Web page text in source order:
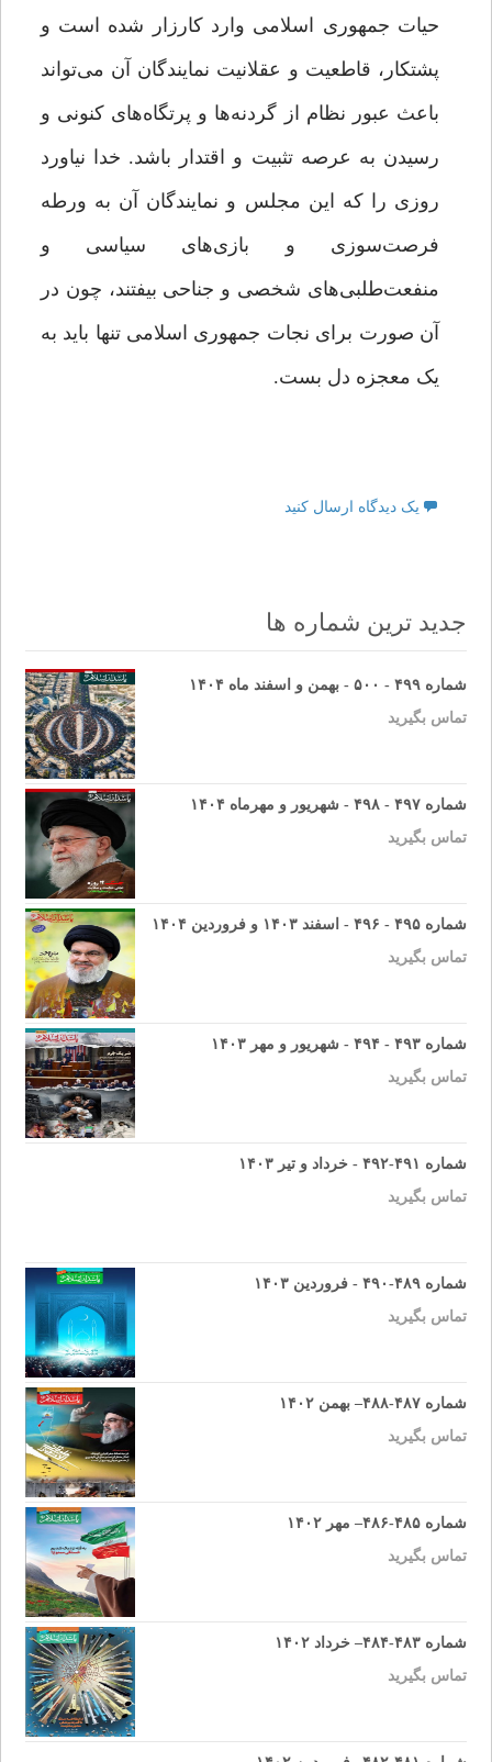
حیات جمهوری اسلامی وارد کارزار شده است و
پشتکار، قاطعیت و عقلانیت نمایندگان آن می‌تواند
باعث عبور نظام از گردنه‌ها و پرتگاه‌های کنونی و
رسیدن به عرصه‌ تثبیت و اقتدار باشد. خدا نیاورد
روزی را که این مجلس و نمایندگان آن به ورطه‌
فرصت‌سوزی و بازی‌های سیاسی و
منفعت‌طلبی‌های شخصی و جناحی بیفتند، چون در
آن صورت برای نجات جمهوری اسلامی تنها باید به
یک معجزه دل بست.
یک دیدگاه ارسال کنید
جدید ترین شماره ها
شماره ۴۹۹ - ۵۰۰ - بهمن و اسفند ماه ۱۴۰۴
تماس بگیرید
شماره ۴۹۷ - ۴۹۸ - شهریور و مهرماه ۱۴۰۴
تماس بگیرید
شماره ۴۹۵ - ۴۹۶ - اسفند ۱۴۰۳ و فروردین ۱۴۰۴
تماس بگیرید
شماره ۴۹۳ - ۴۹۴ - شهریور و مهر ۱۴۰۳
تماس بگیرید
شماره ۴۹۱-۴۹۲ - خرداد و تیر ۱۴۰۳
تماس بگیرید
شماره ۴۸۹-۴۹۰ - فروردین ۱۴۰۳
تماس بگیرید
شماره ۴۸۷-۴۸۸– بهمن ۱۴۰۲
تماس بگیرید
شماره ۴۸۵-۴۸۶– مهر ۱۴۰۲
تماس بگیرید
شماره ۴۸۳-۴۸۴– خرداد ۱۴۰۲
تماس بگیرید